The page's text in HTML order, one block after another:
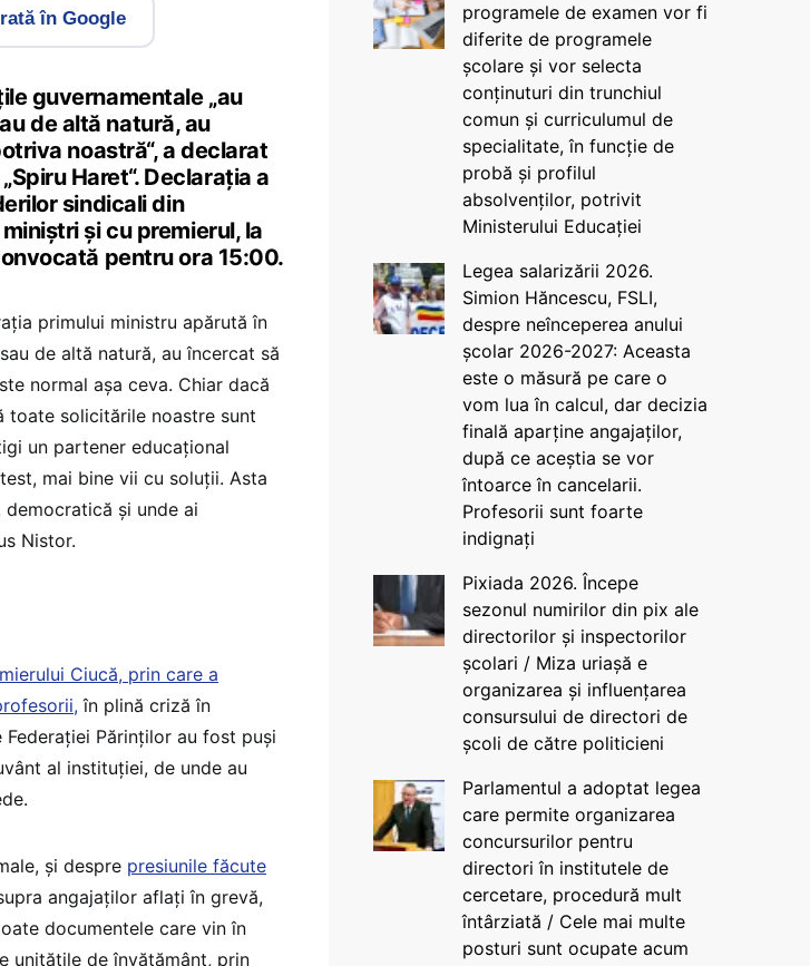
în Google
guvernamentale „au
de altă natură, au
noastră“, a declarat
Haret“. Declarația a
sindicali din
și cu premierul, la
pentru ora 15:00.
primului ministru apărută în
de altă natură, au încercat să
normal așa ceva. Chiar dacă
toate solicitările noastre sunt
un partener educațional
mai bine vii cu soluții. Asta
și unde ai
Nistor.
Ciucă, prin care a
în plină criză în
Părinților au fost puși
al instituției, de unde au
și despre presiunile făcute
angajaților aflați în grevă,
documentele care vin în
unitățile de învățământ, prin
programele de examen vor fi
diferite de programele
școlare și vor selecta
conținuturi din trunchiul
comun și curriculumul de
specialitate, în funcție de
probă și profilul
absolvenților, potrivit
Ministerului Educației
Legea salarizării 2026.
Simion Hăncescu, FSLI,
despre neînceperea anului
școlar 2026-2027: Aceasta
este o măsură pe care o
vom lua în calcul, dar decizia
finală aparține angajaților,
după ce aceștia se vor
întoarce în cancelarii.
Profesorii sunt foarte
indignați
Pixiada 2026. Începe
sezonul numirilor din pix ale
directorilor și inspectorilor
școlari / Miza uriașă e
organizarea și influențarea
consursului de directori de
școli de către politicieni
Parlamentul a adoptat legea
care permite organizarea
concursurilor pentru
directori în institutele de
cercetare, procedură mult
întârziată / Cele mai multe
posturi sunt ocupate acum